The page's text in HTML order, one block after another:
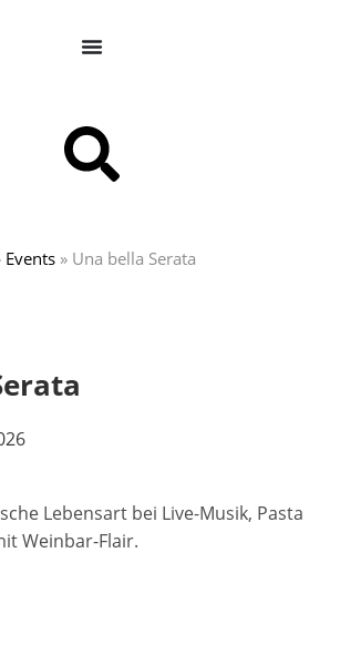
Events » Una bella Serata
Lebensart bei Live-Musik, Pasta
Weinbar-Flair.